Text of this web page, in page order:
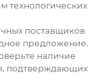
технологических
поставщиков
предложение.
наличие
подтверждающих